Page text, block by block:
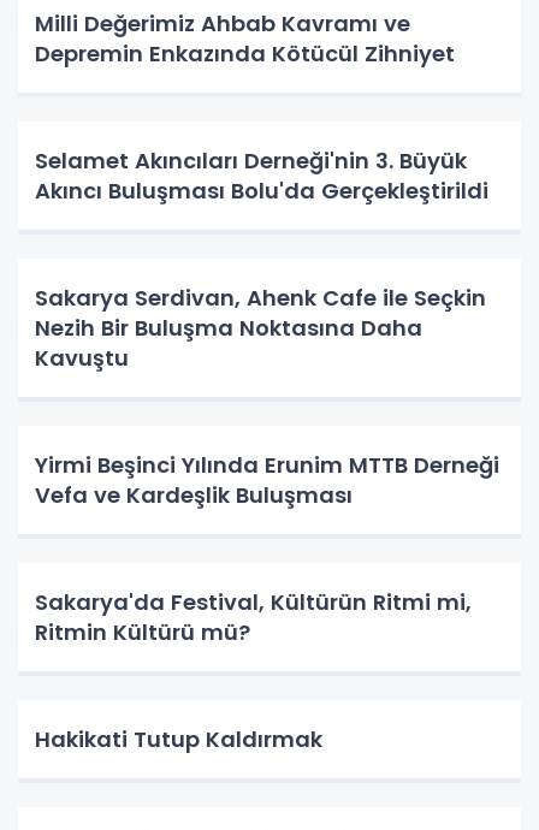
Milli Değerimiz Ahbab Kavramı ve
Depremin Enkazında Kötücül Zihniyet
Selamet Akıncıları Derneği'nin 3. Büyük
Akıncı Buluşması Bolu'da Gerçekleştirildi
Sakarya Serdivan, Ahenk Cafe ile Seçkin
Nezih Bir Buluşma Noktasına Daha
Kavuştu
Yirmi Beşinci Yılında Erunim MTTB Derneği
Vefa ve Kardeşlik Buluşması
Sakarya'da Festival, Kültürün Ritmi mi,
Ritmin Kültürü mü?
Hakikati Tutup Kaldırmak